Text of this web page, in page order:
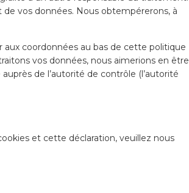
vos données. Nous obtempérerons, à
aux coordonnées au bas de cette politique
vos données, nous aimerions en être
de l’autorité de contrôle (l’autorité
et cette déclaration, veuillez nous